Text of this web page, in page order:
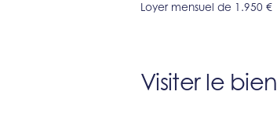
Loyer mensuel de 1.950 €
Visiter le bien